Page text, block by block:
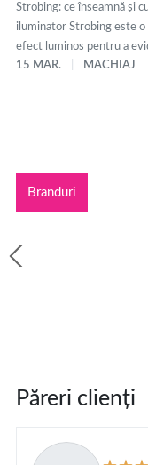
Strobing: ce înseamnă și
iluminator Strobing este o
efect luminos pentru a
15 MAR.
MACHIAJ
Branduri
Păreri clienți